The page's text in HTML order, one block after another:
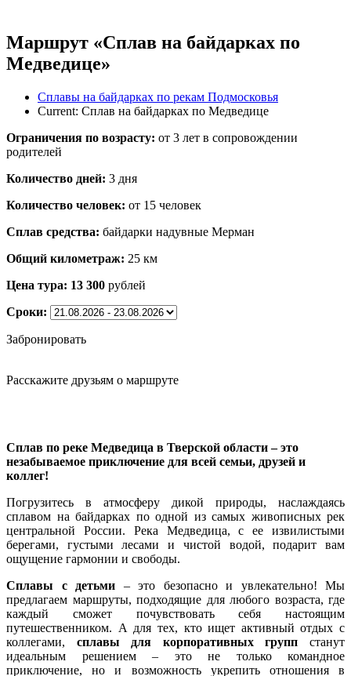
Маршрут «Сплав на байдарках по
Медведице»
Сплавы на байдарках по рекам Подмосковья
Current: Сплав на байдарках по Медведице
Ограничения по возрасту: от 3 лет в сопровождении
родителей
Количество дней: 3 дня
Количество человек: от 15 человек
Сплав средства: байдарки надувные Мерман
Общий километраж: 25 км
Цена тура: 13 300 рублей
Сроки:
Забронировать
Расскажите друзьям о маршруте
Сплав по реке Медведица в Тверской области – это
незабываемое приключение для всей семьи, друзей и
коллег!
Погрузитесь в атмосферу дикой природы, наслаждаясь
сплавом на байдарках по одной из самых живописных рек
центральной России. Река Медведица, с ее извилистыми
берегами, густыми лесами и чистой водой, подарит вам
ощущение гармонии и свободы.
Сплавы с детьми – это безопасно и увлекательно! Мы
предлагаем маршруты, подходящие для любого возраста, где
каждый сможет почувствовать себя настоящим
путешественником. А для тех, кто ищет активный отдых с
коллегами, сплавы для корпоративных групп станут
идеальным решением – это не только командное
приключение, но и возможность укрепить отношения в